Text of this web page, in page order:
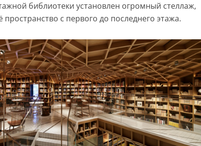
библиотеки установлен огромный стеллаж,
с первого до последнего этажа.